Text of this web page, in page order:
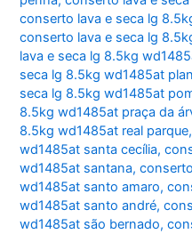
conserto lava e seca lg
conserto lava e seca lg
lava e seca lg 8.5kg
seca lg 8.5kg wd1485at
seca lg 8.5kg wd1485at
8.5kg wd1485at praça da
8.5kg wd1485at real parque
wd1485at santa cecília,
wd1485at santana,
wd1485at santo amaro,
wd1485at santo andré,
wd1485at são bernado,